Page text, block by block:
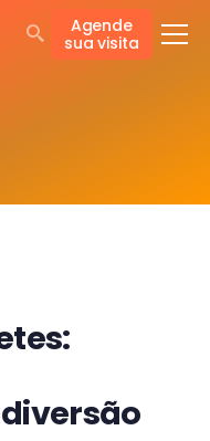
Agende
sua visita